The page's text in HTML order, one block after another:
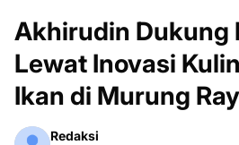
Akhirudin Dukung
Lewat Inovasi
Ikan di Murung
Redaksi